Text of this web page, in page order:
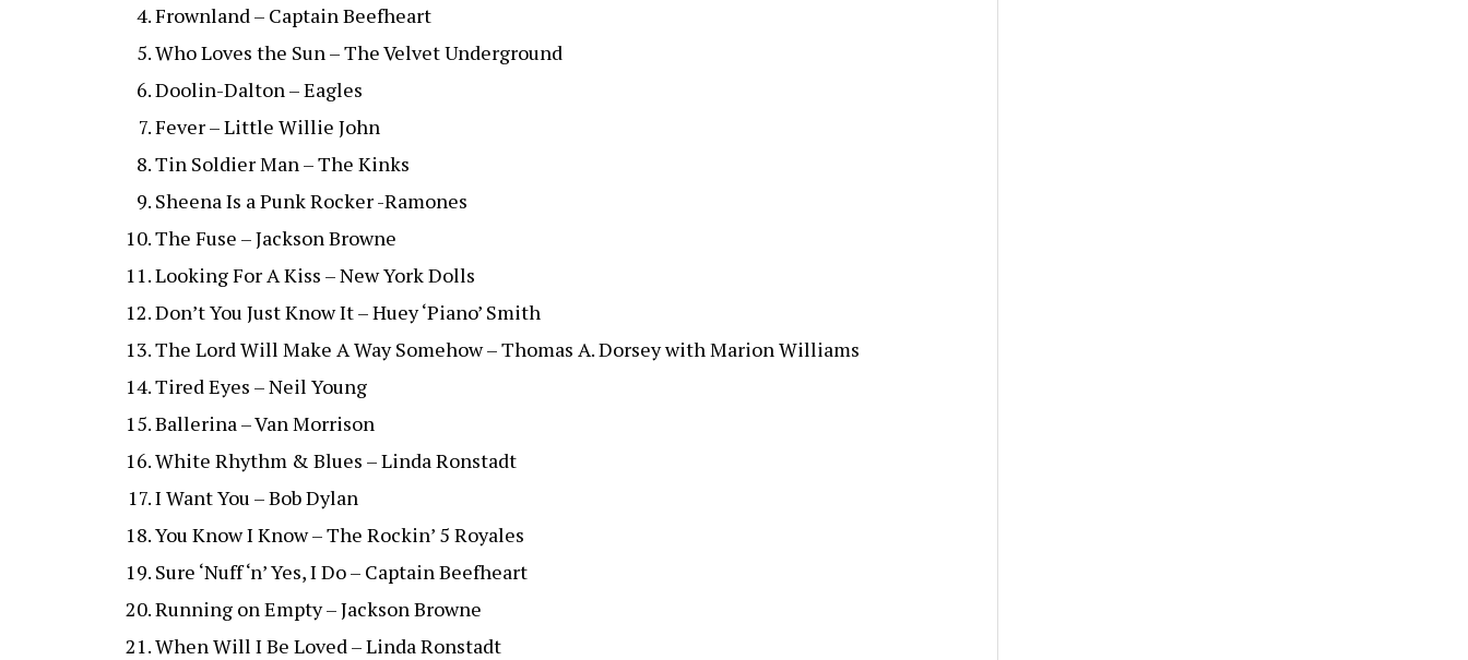
Frownland – Captain Beefheart
Who Loves the Sun – The Velvet Underground
Doolin-Dalton – Eagles
Fever – Little Willie John
Tin Soldier Man – The Kinks
Sheena Is a Punk Rocker -Ramones
The Fuse – Jackson Browne
Looking For A Kiss – New York Dolls
Don’t You Just Know It – Huey ‘Piano’ Smith
The Lord Will Make A Way Somehow – Thomas A. Dorsey with Marion Williams
Tired Eyes – Neil Young
Ballerina – Van Morrison
White Rhythm & Blues – Linda Ronstadt
I Want You – Bob Dylan
You Know I Know – The Rockin’ 5 Royales
Sure ‘Nuff ‘n’ Yes, I Do – Captain Beefheart
Running on Empty – Jackson Browne
When Will I Be Loved – Linda Ronstadt